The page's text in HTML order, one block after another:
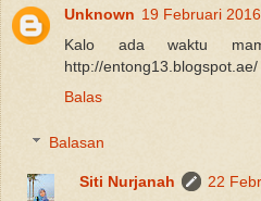
Unknown 19 Februari
Kalo ada waktu
http://entong13.blogspot.ae/
Balas
Balasan
Siti Nurjanah
22